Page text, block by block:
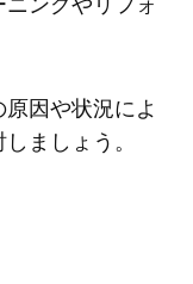
因や状況によ
ましょう。